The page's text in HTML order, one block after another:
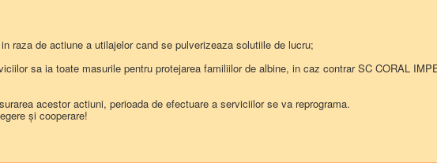
privind aprobarea acordarii unei sume in valoare de 9200 lei societatii SC SERVICII PUBLICE
către asociatul unic comuna Bestepe , prin Consiliul Local al comunei Bestepe.
2026
user:77
de actiune a utilajelor cand se pulverizeaza solutiile de lucru;
sa ia toate masurile pentru protejarea familiilor de albine, in caz contrar SC CORAL
acestor actiuni, perioada de efectuare a serviciilor se va reprograma.
și cooperare!